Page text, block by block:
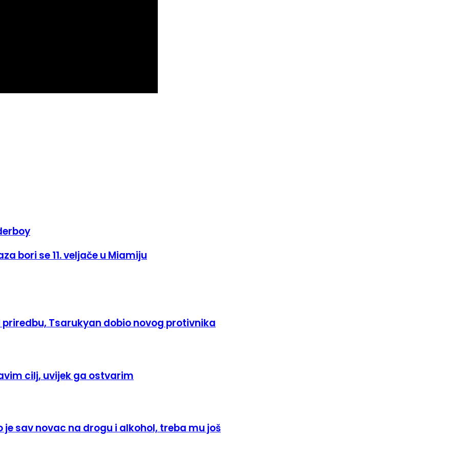
bori se 11. veljače u Miamiju
priredbu, Tsarukyan dobio novog protivnika
cilj, uvijek ga ostvarim
sav novac na drogu i alkohol, treba mu još